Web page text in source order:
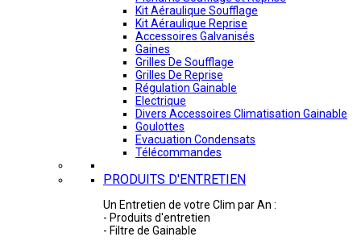
Kit Aéraulique Soufflage
Kit Aéraulique Reprise
Accessoires Galvanisés
Gaines
Grilles De Soufflage
Grilles De Reprise
Régulation Gainable
Electrique
Divers Accessoires Climatisation Gainable
Goulottes
Evacuation Condensats
Télécommandes
PRODUITS D'ENTRETIEN
Un Entretien de votre Clim par An :
- Produits d'entretien
- Filtre de Gainable